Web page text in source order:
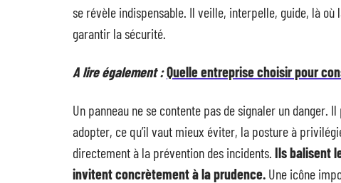
se révèle indispensable. Il veille, interpelle, guide, là
garantir la sécurité.
A lire également :Quelle entreprise choisir pour
Un panneau ne se contente pas de signaler un
adopter, ce qu’il vaut mieux éviter, la posture à
directement à la prévention des incidents. Ils balisent
invitent concrètement à la prudence. Une icône